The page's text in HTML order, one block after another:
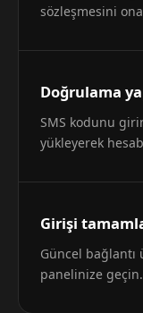
sözleşmesini
Doğrulama
SMS kodunu
yükleyerek
Girişi
Güncel
panelinize geçin.